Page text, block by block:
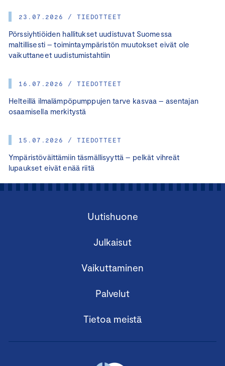
23.07.2026 / TIEDOTTEET
Pörssiyhtiöiden hallitukset uudistuvat Suomessa
maltillisesti – toimintaympäristön muutokset eivät ole
vaikuttaneet uudistumistahtiin
16.07.2026 / TIEDOTTEET
Helteillä ilmalämpöpumppujen tarve kasvaa – asentajan
osaamisella merkitystä
15.07.2026 / TIEDOTTEET
Ympäristöväittämiin täsmällisyyttä – pelkät vihreät
lupaukset eivät enää riitä
Uutishuone
Julkaisut
Vaikuttaminen
Palvelut
Tietoa meistä